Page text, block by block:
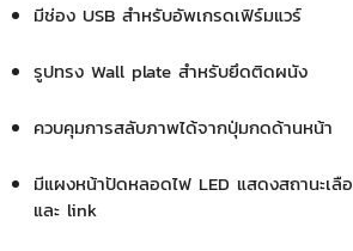
มีช่อง USB สำหรับอัพเกรดเฟิร์มแวร์
รูปทรง Wall plate สำหรับยึดติดผนัง
ควบคุมการสลับภาพได้จากปุ่มกดด้านหน้า
มีแผงหน้าปัดหลอดไฟ LED แสดงสถานะ
และ link